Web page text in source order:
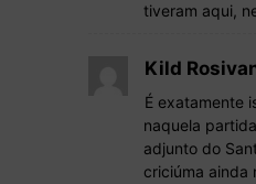
tiveram aqui,
Kild
É exatamente
naquela
adjunto do
criciúma ainda